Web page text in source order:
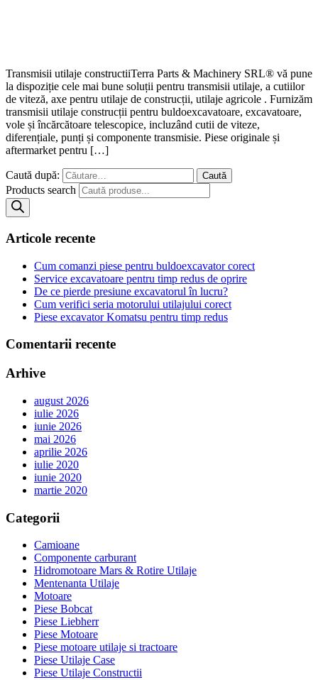
Transmisii utilaje constructiiTerra Parts & Machinery SRL® vă pune
la dispoziție cele mai bune soluții pentru transmisii utilaje, a cutiilor
de viteză, axe pentru utilaje de construcții, utilaje agricole . Furnizăm
transmisii utilaje construcții pentru buldoexcavatoare, excavatoare,
vole și încărcătoare telescopice, incluzând cutii de viteze,
diferențiale, punți și componente transmisie. Piese originale și
aftermarket pentru […]
Caută după:
Products search
Articole recente
Cum comanzi piese pentru buldoexcavator corect
Service excavatoare pentru timp redus de oprire
De ce pierde presiune excavatorul în lucru?
Cum verifici seria motorului utilajului corect
Piese excavator Komatsu pentru timp redus
Comentarii recente
Arhive
august 2026
iulie 2026
iunie 2026
mai 2026
aprilie 2026
iulie 2020
iunie 2020
martie 2020
Categorii
Camioane
Componente carburant
Hidromotoare Mars & Rotire Utilaje
Mentenanta Utilaje
Motoare
Piese Bobcat
Piese Liebherr
Piese Motoare
Piese motoare utilaje si tractoare
Piese Utilaje Case
Piese Utilaje Constructii